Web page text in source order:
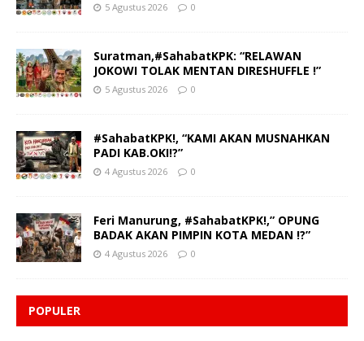
5 Agustus 2026 0
Suratman,#SahabatKPK: “RELAWAN
JOKOWI TOLAK MENTAN DIRESHUFFLE !”
5 Agustus 2026 0
#SahabatKPK!, “KAMI AKAN MUSNAHKAN
PADI KAB.OKI!?”
4 Agustus 2026 0
Feri Manurung, #SahabatKPK!,” OPUNG
BADAK AKAN PIMPIN KOTA MEDAN !?”
4 Agustus 2026 0
POPULER